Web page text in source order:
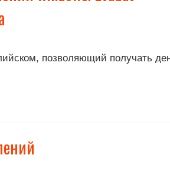
позволяющий получать